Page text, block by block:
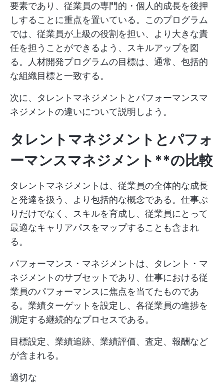
要素であり、従業員の専門的・個人的成長を後押
しすることに重点を置いている。このプログラム
では、従業員が上級の役割を担い、より大きな責
任を担うことができるよう、スキルアップを図
る。人材開発プログラムの目標は、通常、包括的
な組織目標と一致する。
次に、タレントマネジメントとパフォーマンスマ
ネジメントの違いについて説明しよう。
タレントマネジメントとパフォ
ーマンスマネジメント**の比較
タレントマネジメントは、従業員の全体的な成長
と発達を扱う、より包括的な概念である。仕事ぶ
りだけでなく、スキルを育成し、従業員にとって
最適なキャリアパスをマップすることも含まれ
る。
パフォーマンス・マネジメントは、タレント・マ
ネジメントのサブセットであり、仕事における従
業員のパフォーマンスに焦点を当てたものであ
る。業績ターゲットを設定し、各従業員の進捗を
測定する継続的なプロセスである。
目標設定、業績追跡、業績評価、査定、報酬など
が含まれる。
適切な